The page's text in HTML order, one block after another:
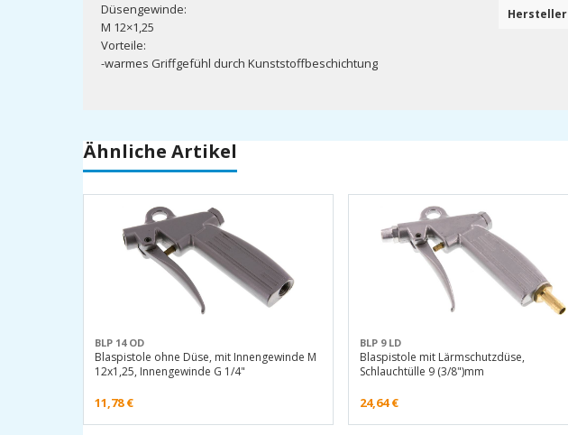
Düsengewinde:
M 12×1,25
Vorteile:
-warmes Griffgefühl durch Kunststoffbeschichtung
Hersteller
Ähnliche Artikel
BLP 14 OD
Blaspistole ohne Düse, mit Innengewinde M
12x1,25, Innengewinde G 1/4"
11,78€
BLP 9 LD
Blaspistole mit Lärmschutzdüse,
Schlauchtülle 9 (3/8")mm
24,64€